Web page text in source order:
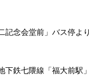
記念会堂前」バス停より
下鉄七隈線「福大前駅